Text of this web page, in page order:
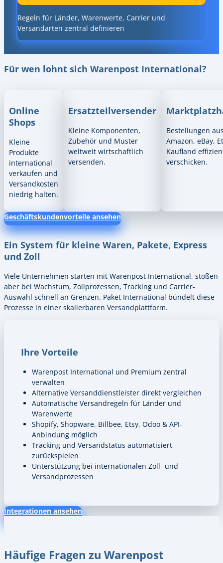
Regeln für Länder, Warenwerte, Carrier und
Versandarten zentral definieren
Für wen lohnt sich Warenpost International?
Online
Shops
Kleine
Produkte
international
verkaufen und
Versandkosten
niedrig halten.
Ersatzteilversender
Kleine Komponenten,
Zubehör und Muster
weltweit wirtschaftlich
versenden.
Bestellungen
Amazon, eBay,
Kaufland
verschicken.
Geschäftskundenvorteile ansehen
Ein System für kleine Waren, Pakete, Express
und Zoll
Viele Unternehmen starten mit Warenpost International, stoßen
aber bei Wachstum, Zollprozessen, Tracking und Carrier-
Auswahl schnell an Grenzen. Paket International bündelt diese
Prozesse in einer skalierbaren Versandplattform.
Ihre Vorteile
Warenpost International und Premium zentral
verwalten
Alternative Versanddienstleister direkt vergleichen
Automatische Versandregeln für Länder und
Warenwerte
Shopify, Shopware, Billbee, Etsy, Odoo & API-
Anbindung möglich
Tracking und Versandstatus automatisiert
zurückspielen
Unterstützung bei internationalen Zoll- und
Versandprozessen
Integrationen ansehen
Häufige Fragen zu Warenpost